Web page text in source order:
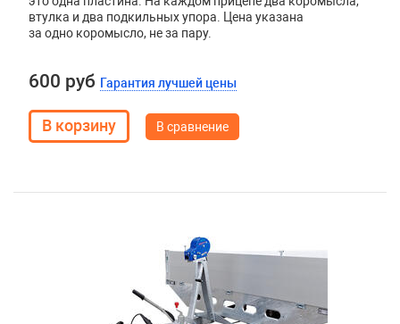
втулка и два подкильных упора. Цена указана
за одно коромысло, не за пару.
600 руб Гарантия лучшей цены
В сравнение